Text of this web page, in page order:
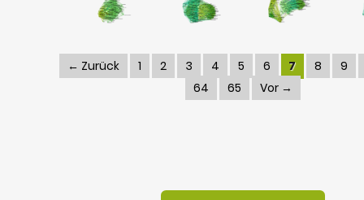
← Zurück 1 2 3 4 5 6 7 8
9
64
65 Vor →